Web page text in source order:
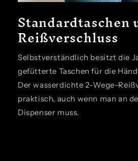
Standardtaschen
Reißverschluss
Selbstverständlich besitzt die
gefütterte Taschen für die
Der wasserdichte 2-Wege-
praktisch, auch wenn man an
Dispenser muss.